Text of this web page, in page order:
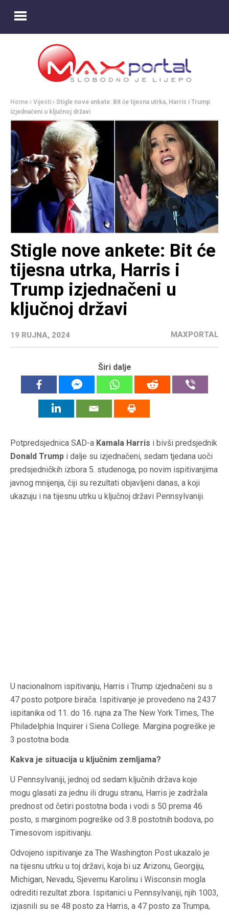
Home Vijesti
Stigle nove ankete: Bit će tijesna utrka, Harris i Trump
izjednačeni u ključnoj državi
Stigle nove ankete: Bit će
tijesna utrka, Harris i
Trump izjednačeni u
ključnoj državi
19 RUJNA, 2024 MAXPORTAL
Širi dalje
Potpredsjednica SAD-a Kamala Harris i bivši predsjednik
Donald Trump i dalje su izjednačeni, sedam tjedana uoči
predsjedničkih izbora 5. studenoga, po novim ispitivanjima
javnog mnijenja, čiji su rezultati objavljeni danas, a koji
ukazuju i na tijesnu utrku u ključnoj državi Pennsylvaniji.
U nacionalnom ispitivanju, Harris i Trump izjednačeni su s
47 posto potpore birača. Ispitivanje je provedeno na 2437
ispitanika od 11. do 16. rujna za The New York Times, The
Philadelphia Inquirer i Siena College. Margina pogreške je
3 postotna boda.
Kakva je situacija u ključnim zemljama?
U Pennsylvaniji, jednoj od sedam ključnih država koje
mogu glasati za jednu ili drugu stranu, Harris je zadržala
prednost od četiri postotna boda i vodi s 50 prema 46
posto, s marginom pogreške od 3.8 postotnih bodova, po
Timesovom ispitivanju.
Odvojeno ispitivanje za The Washington Post ukazalo je
na tijesnu utrku u toj državi, koja bi uz Arizonu, Georgiju,
Michigan, Nevadu, Sjevernu Karolinu i Wisconsin mogla
odrediti rezultat zbora. Ispitanici u Pennsylvaniji, njih 1003,
izjasnili su se 48 posto za Harris, a 47 posto za Trumpa,